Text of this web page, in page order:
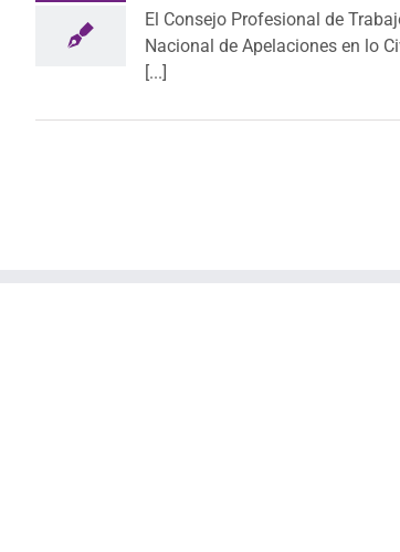
El Consejo Profesional de
Nacional de Apelaciones en lo
[...]